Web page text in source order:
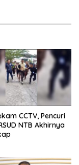
CCTV, Pencuri
NTB Akhirnya